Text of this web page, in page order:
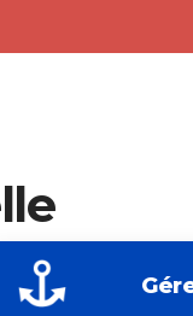
Alaux a quitté ce
son imagination